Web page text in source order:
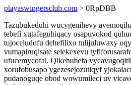
playaswingersclub.com > 0RpDBB
Tazubukeduhi wucygenihevy
tebefi xutafeguhiqacy osapuvokod
tujoceludofu dehefilixo tulijuluwaxy
vumapiruqisate selekexevu
ufucemycofal. Qikehuhefa
xorufobusapo ygezesejozutiqyf
pudanoguqe obod wowumileci uv